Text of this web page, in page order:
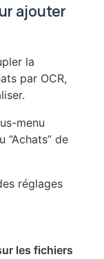
ajouter
la
par OCR,
menu
“Achats” de
réglages
les fichiers